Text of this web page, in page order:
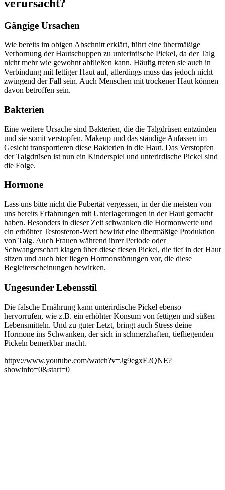
verursacht?
Gängige Ursachen
Wie bereits im obigen Abschnitt erklärt, führt eine übermäßige
Verhornung der Hautschuppen zu unterirdische Pickel, da der Talg
nicht mehr wie gewohnt abfließen kann. Häufig treten sie auch in
Verbindung mit fettiger Haut auf, allerdings muss das jedoch nicht
zwingend der Fall sein. Auch Menschen mit trockener Haut können
davon betroffen sein.
Bakterien
Eine weitere Ursache sind Bakterien, die die Talgdrüsen entzünden
und sie somit verstopfen. Makeup und das ständige Anfassen im
Gesicht transportieren diese Bakterien in die Haut. Das Verstopfen
der Talgdrüsen ist nun ein Kinderspiel und unterirdische Pickel sind
die Folge.
Hormone
Lass uns bitte nicht die Pubertät vergessen, in der die meisten von
uns bereits Erfahrungen mit Unterlagerungen in der Haut gemacht
haben. Besonders in dieser Zeit schwanken die Hormonwerte und
ein erhöhter Testosteron-Wert bewirkt eine übermäßige Produktion
von Talg. Auch Frauen während ihrer Periode oder
Schwangerschaft klagen über diese fiesen Pickel, die tief in der Haut
sitzen und auch hier liegen Hormonstörungen vor, die diese
Begleiterscheinungen bewirken.
Ungesunder Lebensstil
Die falsche Ernährung kann unterirdische Pickel ebenso
hervorrufen, wie z.B. ein erhöhter Konsum von fettigen und süßen
Lebensmitteln. Und zu guter Letzt, bringt auch Stress deine
Hormone ins Schwanken, der sich in schmerzhaften, tiefliegenden
Pickeln bemerkbar macht.
httpv://www.youtube.com/watch?v=Jg9egxF2QNE?
showinfo=0&start=0